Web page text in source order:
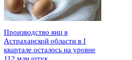
Производство яиц в
Астраханской области в I
квартале осталось на уровне